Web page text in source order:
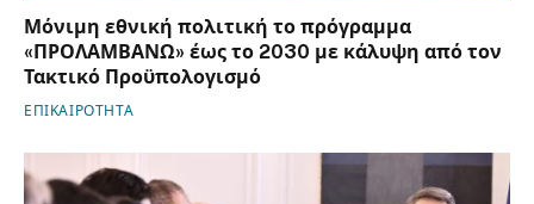
Μόνιμη εθνική πολιτική το πρόγραμμα
«ΠΡΟΛΑΜΒΑΝΩ» έως το 2030 με κάλυψη από τον
Τακτικό Προϋπολογισμό
ΕΠΙΚΑΙΡΟΤΗΤΑ